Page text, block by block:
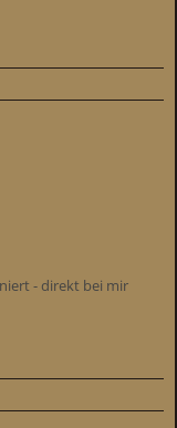
- direkt bei mir